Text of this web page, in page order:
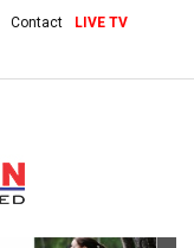
Contact LIVE TV